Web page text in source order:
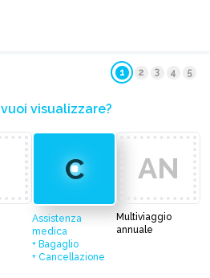
1 2 3 4 5
Che tipo di copertura vuoi visualizzare?
C
Assistenza
medica
+ Bagaglio
+ Cancellazione
AN
Multiviaggio
annuale